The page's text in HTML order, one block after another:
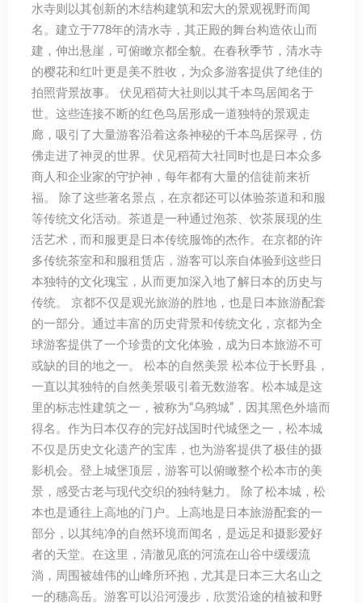
水寺则以其创新的木结构建筑和宏大的景观视野而闻
名。建立于778年的清水寺，其正殿的舞台构造依山而
建，伸出悬崖，可俯瞰京都全貌。在春秋季节，清水寺
的樱花和红叶更是美不胜收，为众多游客提供了绝佳的
拍照背景故事。 伏见稻荷大社则以其千本鸟居闻名于
世。这些连接不断的红色鸟居形成一道独特的景观走
廊，吸引了大量游客沿着这条神秘的千本鸟居探寻，仿
佛走进了神灵的世界。伏见稻荷大社同时也是日本众多
商人和企业家的守护神，每年都有大量的信徒前来祈
福。 除了这些著名景点，在京都还可以体验茶道和和服
等传统文化活动。茶道是一种通过泡茶、饮茶展现的生
活艺术，而和服更是日本传统服饰的杰作。在京都的许
多传统茶室和和服租赁店，游客可以亲自体验到这些日
本独特的文化瑰宝，从而更加深入地了解日本的历史与
传统。 京都不仅是观光旅游的胜地，也是日本旅游配套
的一部分。通过丰富的历史背景和传统文化，京都为全
球游客提供了一个珍贵的文化体验，成为日本旅游不可
或缺的目的地之一。 松本的自然美景 松本位于长野县，
一直以其独特的自然美景吸引着无数游客。松本城是这
里的标志性建筑之一，被称为“乌鸦城”，因其黑色外墙而
得名。作为日本仅存的完好战国时代城堡之一，松本城
不仅是历史文化遗产的宝库，也为游客提供了极佳的摄
影机会。登上城堡顶层，游客可以俯瞰整个松本市的美
景，感受古老与现代交织的独特魅力。 除了松本城，松
本也是通往上高地的门户。上高地是日本旅游配套的一
部分，以其纯净的自然环境而闻名，是远足和摄影爱好
者的天堂。在这里，清澈见底的河流在山谷中缓缓流
淌，周围被雄伟的山峰所环抱，尤其是日本三大名山之
一的穗高岳。游客可以沿河漫步，欣赏沿途的植被和野